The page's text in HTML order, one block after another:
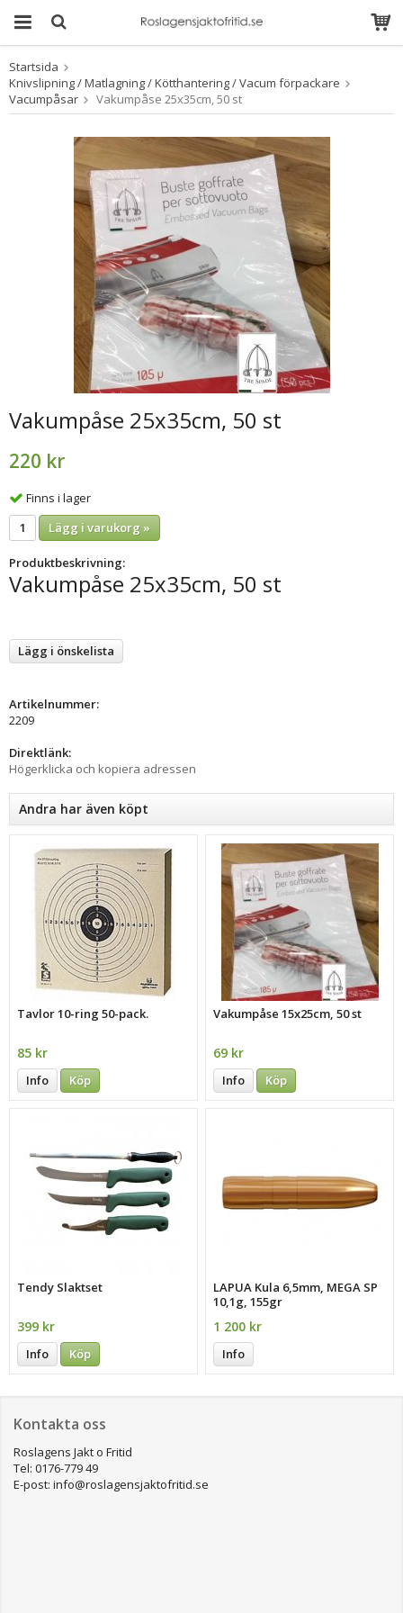
Produkten har blivit
tillagd i varukorgen
Startsida
Knivslipning / Matlagning / Kötthantering / Vacum förpackare
Vacumpåsar
Vakumpåse 25x35cm, 50 st
Vakumpåse 25x35cm, 50 st
220 kr
Finns i lager
Lägg i varukorg »
Produktbeskrivning:
Vakumpåse 25x35cm, 50 st
Lägg i önskelista
Artikelnummer:
2209
Direktlänk:
Högerklicka och kopiera adressen
Andra har även köpt
Tavlor 10-ring 50-pack.
85 kr
Info Köp
Vakumpåse 15x25cm, 50 st
69 kr
Info Köp
Tendy Slaktset
399 kr
Info Köp
LAPUA Kula 6,5mm, MEGA SP
10,1g, 155gr
1 200 kr
Info
Kontakta oss
Roslagens Jakt o Fritid
Tel: 0176-779 49
E-post: info@roslagensjaktofritid.se